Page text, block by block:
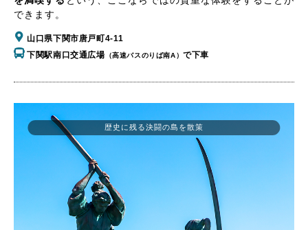
できます。
山口県下関市唐戸町4-11
下関駅南口交通広場 （高速バスのりば南A）で下車
歴史に残る決闘の島を散策